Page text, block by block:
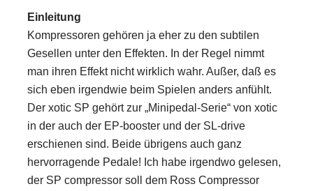
Einleitung
Kompressoren gehören ja eher zu den subtilen
Gesellen unter den Effekten. In der Regel nimmt
man ihren Effekt nicht wirklich wahr. Außer, daß es
sich eben irgendwie beim Spielen anders anfühlt.
Der xotic SP gehört zur „Minipedal-Serie“ von xotic
in der auch der EP-booster und der SL-drive
erschienen sind. Beide übrigens auch ganz
hervorragende Pedale! Ich habe irgendwo gelesen,
der SP compressor soll dem Ross Compressor